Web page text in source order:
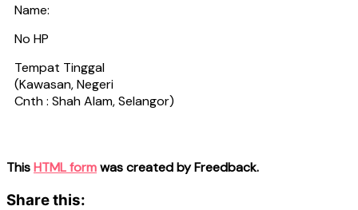
Name:
No HP
Tempat Tinggal
(Kawasan, Negeri
Cnth : Shah Alam, Selangor)
ThisHTML formwas created by Freedback.
Share this: